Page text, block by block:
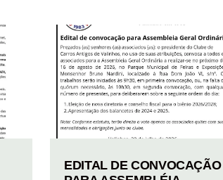
EDITAL DE CONVOCAÇÃO